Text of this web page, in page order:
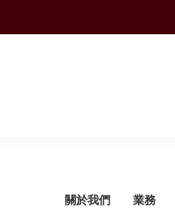
關於我們 業務